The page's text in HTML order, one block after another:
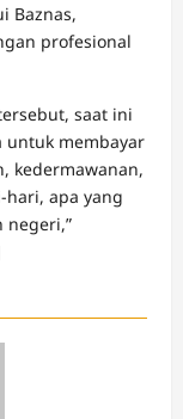
Baznas,
profesional
saat ini
untuk membayar
kedermawanan,
hari, apa yang
negeri,”